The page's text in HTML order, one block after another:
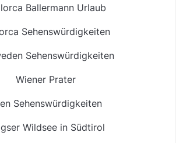
Ballermann Urlaub
Sehenswürdigkeiten
Sehenswürdigkeiten
Wiener Prater
Sehenswürdigkeiten
Wildsee in Südtirol